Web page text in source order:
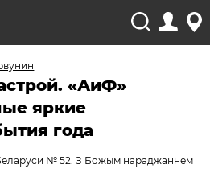
«АиФ»
яркие
года
№ 52. З Божым нараджаннем